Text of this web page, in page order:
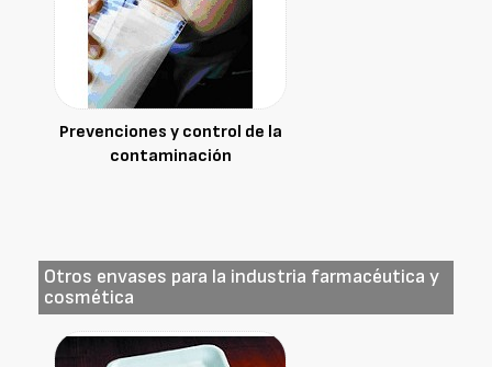
Prevenciones y control de la
contaminación
Otros envases para la industria farmacéutica y
cosmética